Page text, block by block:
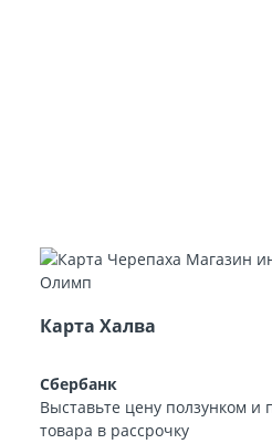
Карта Халва
Сбербанк
Выставьте цену ползунком и
товара в рассрочку